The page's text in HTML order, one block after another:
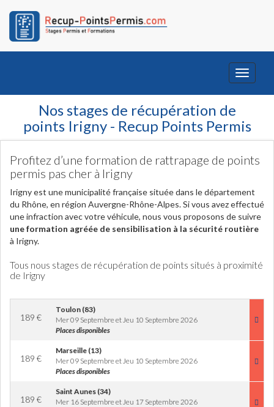
Toggle
Nos stages de récupération de
points Irigny - Recup Points Permis
Profitez d’une formation de rattrapage de points
permis pas cher à Irigny
Irigny est une municipalité française située dans le département
du Rhône, en région Auvergne-Rhône-Alpes. Si vous avez effectué
une infraction avec votre véhicule, nous vous proposons de suivre
une formation agréée de sensibilisation à la sécurité routière
à Irigny.
Tous nous stages de récupération de points situés à proximité
de Irigny
189 €
Toulon (83)
Mer 09 Septembre et Jeu 10 Septembre 2026
Places disponibles
189 €
Marseille (13)
Mer 09 Septembre et Jeu 10 Septembre 2026
Places disponibles
189 €
Saint Aunes (34)
Mer 16 Septembre et Jeu 17 Septembre 2026